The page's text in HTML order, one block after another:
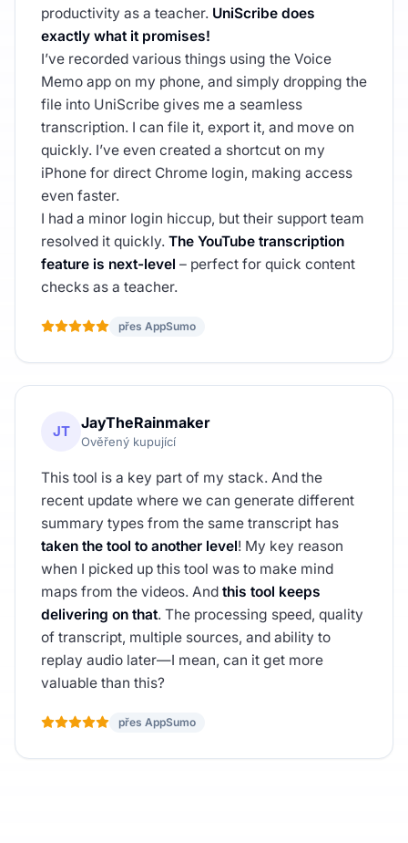
productivity as a teacher. UniScribe does
exactly what it promises!
I’ve recorded various things using the Voice
Memo app on my phone, and simply dropping the
file into UniScribe gives me a seamless
transcription. I can file it, export it, and move on
quickly. I’ve even created a shortcut on my
iPhone for direct Chrome login, making access
even faster.
I had a minor login hiccup, but their support team
resolved it quickly. The YouTube transcription
feature is next-level – perfect for quick content
checks as a teacher.
přes AppSumo
JT JayTheRainmaker
Ověřený kupující
This tool is a key part of my stack. And the
recent update where we can generate different
summary types from the same transcript has
taken the tool to another level! My key reason
when I picked up this tool was to make mind
maps from the videos. And this tool keeps
delivering on that. The processing speed, quality
of transcript, multiple sources, and ability to
replay audio later—I mean, can it get more
valuable than this?
přes AppSumo